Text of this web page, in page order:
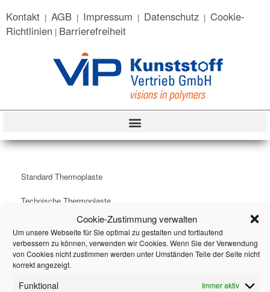
Cookie-Zustimmung verwalten
Um unsere Webseite für Sie optimal zu gestalten und fortlaufend
verbessern zu können, verwenden wir Cookies. Wenn Sie der Verwendung
von Cookies nicht zustimmen werden unter Umständen Teile der Seite nicht
korrekt angezeigt.
Funktional Immer aktiv
Kontakt | AGB | Impressum | Datenschutz | Cookie-
Richtlinien | Barrierefreiheit
Standard Thermoplaste
Technische Thermoplaste
Thermoplastische Elastomere
Individuelle Compounds
Masterbatche / Additive